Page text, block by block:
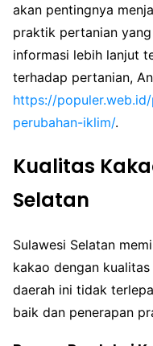
akan pentingnya
praktik pertanian
informasi lebih lanjut
terhadap pertanian,
https://
perubahan-iklim/.
Kualitas
Selatan
Sulawesi Selatan
kakao dengan
daerah ini tidak
baik dan penerapan